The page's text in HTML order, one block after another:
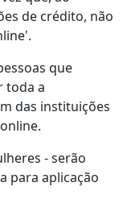
de crédito, não
que
toda a
das instituições
- serão
para aplicação